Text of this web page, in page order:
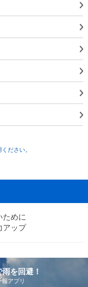
ださい。
ために
アップ
を回避！
アプリ